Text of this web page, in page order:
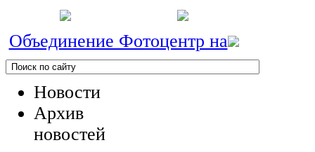
Объединение Фотоцентр на
Новости
Архив
новостей